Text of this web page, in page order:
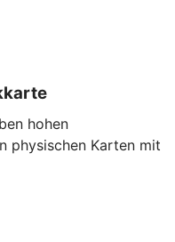
hohen
physischen Karten mit